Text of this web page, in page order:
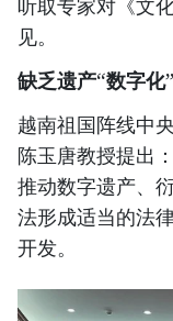
见。
缺乏遗产“数字化
越南祖国阵线中
陈玉唐教授提出
推动数字遗产、
法形成适当的法
开发。